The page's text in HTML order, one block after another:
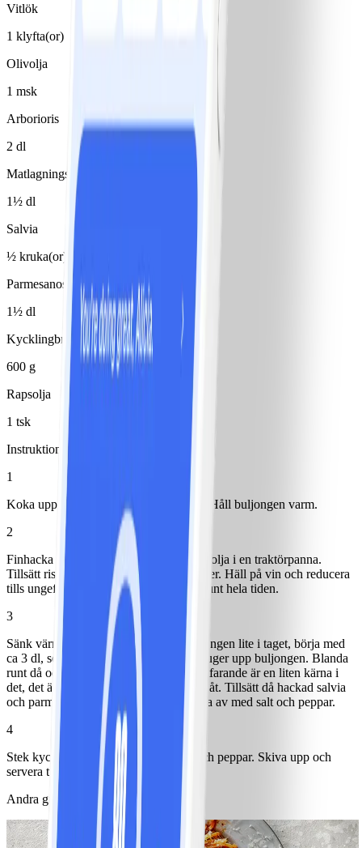
Vitlök
1 klyfta(or)
Olivolja
1 msk
Arborioris
2 dl
Matlagningsvin, vitt
1½ dl
Salvia
½ kruka(or)
Parmesanost
1½ dl
Kycklingbröstfilé
600 g
Rapsolja
1 tsk
Instruktioner
1
Koka upp vatten med buljongtärningar. Håll buljongen varm.
2
Finhacka lök och vitlök och stek mjuk i olja i en traktörpanna.
Tillsätt ris och låt fräsa med några minuter. Häll på vin och reducera
tills ungefär hälften kokat bort, blanda runt hela tiden.
3
Sänk värmen på plattan och tillsätt buljongen lite i taget, börja med
ca 3 dl, sedan 1 dl efterhand som riset suger upp buljongen. Blanda
runt då och då. Riset är klart när det fortfarande är en liten kärna i
det, det är inte säkert att all buljong gått åt. Tillsätt då hackad salvia
och parmesan och låt den smälta. Smaka av med salt och peppar.
4
Stek kyckling i olja, krydda med salt och peppar. Skiva upp och
servera till risotton.
Andra gillade också